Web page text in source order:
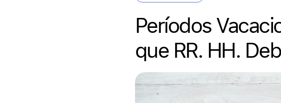
Períodos
que RR. HH.